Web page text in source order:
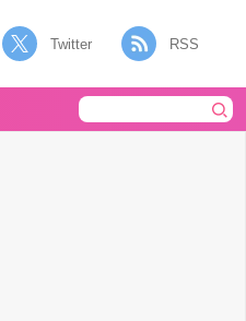
Twitter RSS